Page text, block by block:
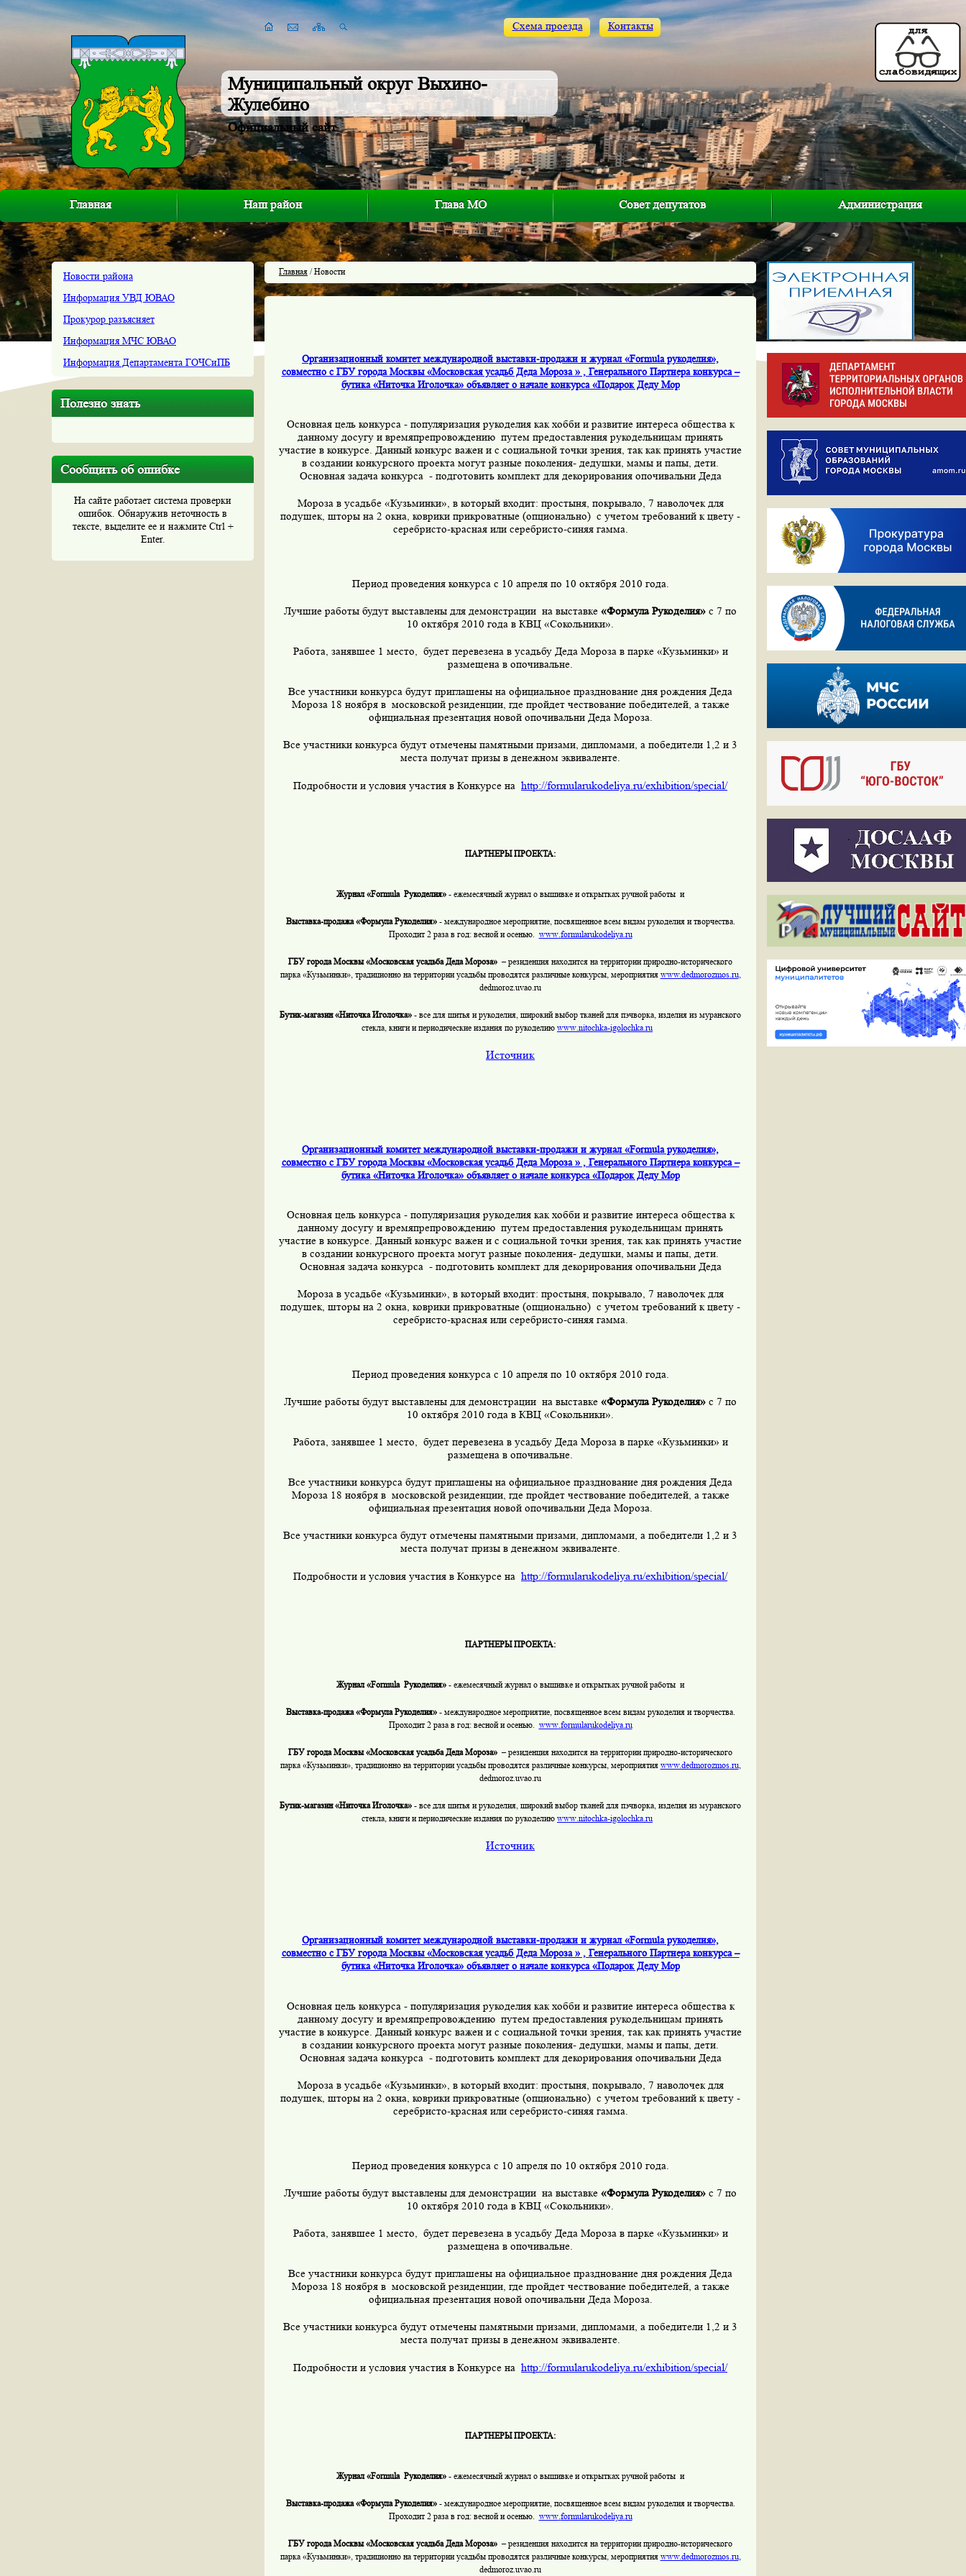
Муниципальный округ Выхино-
Жулебино
Официальный сайт
Схема проезда Контакты
Главная Наш район Глава МО Совет депутатов Администрация
Новости района
Информация УВД ЮВАО
Прокурор разъясняет
Информация МЧС ЮВАО
Информация Департамента ГОЧСиПБ
Полезно знать
Сообщить об ошибке
На сайте работает система проверки
ошибок. Обнаружив неточность в
тексте, выделите ее и нажмите Ctrl +
Enter.
Главная / Новости
Организационный комитет международной выставки-продажи и журнал «Formula рукоделия»,
совместно с ГБУ города Москвы «Московская усадьб Деда Мороза » , Генерального Партнера конкурса –
бутика «Ниточка Иголочка» объявляет о начале конкурса «Подарок Деду Мор
Основная цель конкурса - популяризация рукоделия как хобби и развитие интереса общества к
данному досугу и времяпрепровождению путем предоставления рукодельницам принять
участие в конкурсе. Данный конкурс важен и с социальной точки зрения, так как принять участие
в создании конкурсного проекта могут разные поколения- дедушки, мамы и папы, дети.
Основная задача конкурса - подготовить комплект для декорирования опочивальни Деда
Мороза в усадьбе «Кузьминки», в который входит: простыня, покрывало, 7 наволочек для
подушек, шторы на 2 окна, коврики прикроватные (опционально) с учетом требований к цвету -
серебристо-красная или серебристо-синяя гамма.
Период проведения конкурса с 10 апреля по 10 октября 2010 года.
Лучшие работы будут выставлены для демонстрации на выставке «Формула Рукоделия» с 7 по
10 октября 2010 года в КВЦ «Сокольники».
Работа, занявшее 1 место, будет перевезена в усадьбу Деда Мороза в парке «Кузьминки» и
размещена в опочивальне.
Все участники конкурса будут приглашены на официальное празднование дня рождения Деда
Мороза 18 ноября в московской резиденции, где пройдет чествование победителей, а также
официальная презентация новой опочивальни Деда Мороза.
Все участники конкурса будут отмечены памятными призами, дипломами, а победители 1,2 и 3
места получат призы в денежном эквиваленте.
Подробности и условия участия в Конкурсе на http://formularukodeliya.ru/exhibition/special/
ПАРТНЕРЫ ПРОЕКТА:
Журнал «Formula Рукоделия» - ежемесячный журнал о вышивке и открытках ручной работы и
Выставка-продажа «Формула Рукоделия»- международное мероприятие, посвященное всем видам рукоделия и творчества.
Проходит 2 раза в год: весной и осенью. www.formularukodeliya.ru
ГБУ города Москвы «Московская усадьба Деда Мороза» – резиденция находится на территории природно-исторического
парка «Кузьминки», традиционно на территории усадьбы проводятся различные конкурсы, мероприятия www.dedmorozmos.ru,
dedmoroz.uvao.ru
Бутик-магазин «Ниточка Иголочка» - все для шитья и рукоделия, широкий выбор тканей для пэчворка, изделия из муранского
стекла, книги и периодические издания по рукоделию www.nitochka-igolochka.ru
Источник
Организационный комитет международной выставки-продажи и журнал «Formula рукоделия»,
совместно с ГБУ города Москвы «Московская усадьб Деда Мороза » , Генерального Партнера конкурса –
бутика «Ниточка Иголочка» объявляет о начале конкурса «Подарок Деду Мор
Основная цель конкурса - популяризация рукоделия как хобби и развитие интереса общества к
данному досугу и времяпрепровождению путем предоставления рукодельницам принять
участие в конкурсе. Данный конкурс важен и с социальной точки зрения, так как принять участие
в создании конкурсного проекта могут разные поколения- дедушки, мамы и папы, дети.
Основная задача конкурса - подготовить комплект для декорирования опочивальни Деда
Мороза в усадьбе «Кузьминки», в который входит: простыня, покрывало, 7 наволочек для
подушек, шторы на 2 окна, коврики прикроватные (опционально) с учетом требований к цвету -
серебристо-красная или серебристо-синяя гамма.
Период проведения конкурса с 10 апреля по 10 октября 2010 года.
Лучшие работы будут выставлены для демонстрации на выставке «Формула Рукоделия» с 7 по
10 октября 2010 года в КВЦ «Сокольники».
Работа, занявшее 1 место, будет перевезена в усадьбу Деда Мороза в парке «Кузьминки» и
размещена в опочивальне.
Все участники конкурса будут приглашены на официальное празднование дня рождения Деда
Мороза 18 ноября в московской резиденции, где пройдет чествование победителей, а также
официальная презентация новой опочивальни Деда Мороза.
Все участники конкурса будут отмечены памятными призами, дипломами, а победители 1,2 и 3
места получат призы в денежном эквиваленте.
Подробности и условия участия в Конкурсе на http://formularukodeliya.ru/exhibition/special/
ПАРТНЕРЫ ПРОЕКТА:
Журнал «Formula Рукоделия» - ежемесячный журнал о вышивке и открытках ручной работы и
Выставка-продажа «Формула Рукоделия»- международное мероприятие, посвященное всем видам рукоделия и творчества.
Проходит 2 раза в год: весной и осенью. www.formularukodeliya.ru
ГБУ города Москвы «Московская усадьба Деда Мороза» – резиденция находится на территории природно-исторического
парка «Кузьминки», традиционно на территории усадьбы проводятся различные конкурсы, мероприятия www.dedmorozmos.ru,
dedmoroz.uvao.ru
Бутик-магазин «Ниточка Иголочка» - все для шитья и рукоделия, широкий выбор тканей для пэчворка, изделия из муранского
стекла, книги и периодические издания по рукоделию www.nitochka-igolochka.ru
Источник
Организационный комитет международной выставки-продажи и журнал «Formula рукоделия»,
совместно с ГБУ города Москвы «Московская усадьб Деда Мороза » , Генерального Партнера конкурса –
бутика «Ниточка Иголочка» объявляет о начале конкурса «Подарок Деду Мор
Основная цель конкурса - популяризация рукоделия как хобби и развитие интереса общества к
данному досугу и времяпрепровождению путем предоставления рукодельницам принять
участие в конкурсе. Данный конкурс важен и с социальной точки зрения, так как принять участие
в создании конкурсного проекта могут разные поколения- дедушки, мамы и папы, дети.
Основная задача конкурса - подготовить комплект для декорирования опочивальни Деда
Мороза в усадьбе «Кузьминки», в который входит: простыня, покрывало, 7 наволочек для
подушек, шторы на 2 окна, коврики прикроватные (опционально) с учетом требований к цвету -
серебристо-красная или серебристо-синяя гамма.
Период проведения конкурса с 10 апреля по 10 октября 2010 года.
Лучшие работы будут выставлены для демонстрации на выставке «Формула Рукоделия» с 7 по
10 октября 2010 года в КВЦ «Сокольники».
Работа, занявшее 1 место, будет перевезена в усадьбу Деда Мороза в парке «Кузьминки» и
размещена в опочивальне.
Все участники конкурса будут приглашены на официальное празднование дня рождения Деда
Мороза 18 ноября в московской резиденции, где пройдет чествование победителей, а также
официальная презентация новой опочивальни Деда Мороза.
Все участники конкурса будут отмечены памятными призами, дипломами, а победители 1,2 и 3
места получат призы в денежном эквиваленте.
Подробности и условия участия в Конкурсе на http://formularukodeliya.ru/exhibition/special/
ПАРТНЕРЫ ПРОЕКТА:
Журнал «Formula Рукоделия» - ежемесячный журнал о вышивке и открытках ручной работы и
Выставка-продажа «Формула Рукоделия»- международное мероприятие, посвященное всем видам рукоделия и творчества.
Проходит 2 раза в год: весной и осенью. www. formularukodeliya. ru
ГБУ города Москвы «Московская усадьба Деда Мороза» – резиденция находится на территории природно-исторического
парка «Кузьминки», традиционно на территории усадьбы проводятся различные конкурсы, мероприятия www.dedmorozmos.ru,
dedmoroz uvao ru